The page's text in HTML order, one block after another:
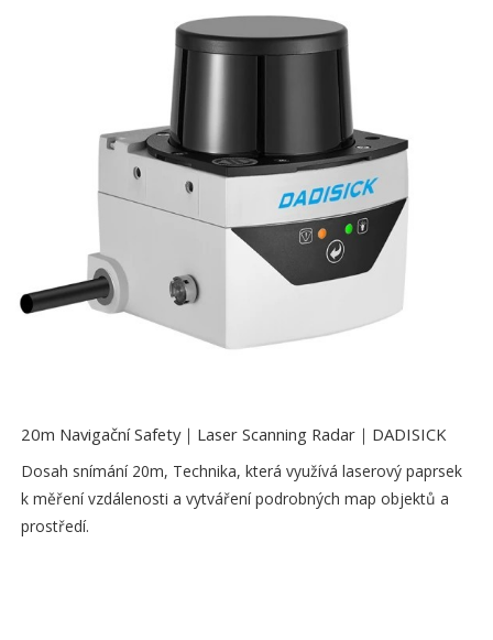
20m Navigační Safety｜Laser Scanning Radar｜DADISICK
Dosah snímání 20m, Technika, která využívá laserový paprsek
k měření vzdálenosti a vytváření podrobných map objektů a
prostředí.